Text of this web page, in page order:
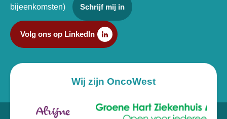
bijeenkomsten) Schrijf mij in
Volg ons op LinkedIn
Wij zijn OncoWest